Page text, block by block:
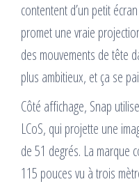
contentent d’un petit
promet une vraie
des mouvements de tête
plus ambitieux, et ça se
Côté affichage, Snap
LCoS, qui projette une
de 51 degrés. La marque
115 pouces vu à trois